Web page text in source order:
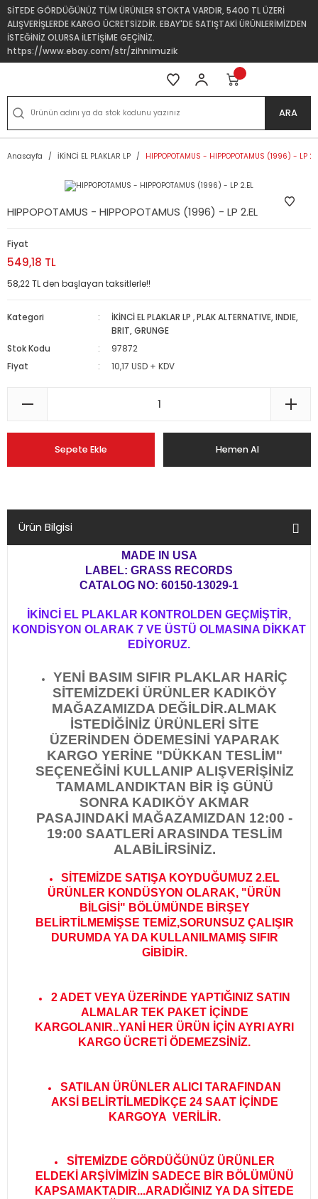
SİTEDE GÖRDÜĞÜNÜZ TÜM ÜRÜNLER STOKTA VARDIR, 5400 TL ÜZERİ
ALIŞVERİŞLERDE KARGO ÜCRETSİZDİR. EBAY'DE SATIŞTAKİ ÜRÜNLERİMİZDEN
İSTEĞİNİZ OLURSA İLETİŞİME GEÇİNİZ.
https://www.ebay.com/str/zihnimuzik
ARA
Anasayfa İKİNCİ EL PLAKLAR LP HIPPOPOTAMUS - HIPPOPOTAMUS (1996) - LP
HIPPOPOTAMUS - HIPPOPOTAMUS (1996) - LP 2.EL
Fiyat
549,18 TL
58,22 TL den başlayan taksitlerle!!
Kategori İKİNCİ EL PLAKLAR LP ,PLAK ALTERNATIVE, INDIE,
BRIT, GRUNGE
Stok Kodu
97872
Fiyat
10,17 USD + KDV
Sepete Ekle Hemen Al
Ürün Bilgisi
MADE IN USA
LABEL: GRASS RECORDS
CATALOG NO: 60150-13029-1
İKİNCİ EL PLAKLAR KONTROLDEN GEÇMİŞTİR,
KONDİSYON OLARAK 7 VE ÜSTÜ OLMASINA DİKKAT
EDİYORUZ.
YENİ BASIM SIFIR PLAKLAR HARİÇ
SİTEMİZDEKİ ÜRÜNLER KADIKÖY
MAĞAZAMIZDA DEĞİLDİR.ALMAK
İSTEDİĞİNİZ ÜRÜNLERİ SİTE
ÜZERİNDEN ÖDEMESİNİ YAPARAK
KARGO YERİNE "DÜKKAN TESLİM"
SEÇENEĞİNİ KULLANIP ALIŞVERİŞİNİZ
TAMAMLANDIKTAN BİR İŞ GÜNÜ
SONRA KADIKÖY AKMAR
PASAJINDAKİ MAĞAZAMIZDAN 12:00 -
19:00 SAATLERİ ARASINDA TESLİM
ALABİLİRSİNİZ.
SİTEMİZDE SATIŞA KOYDUĞUMUZ 2.EL
ÜRÜNLER KONDÜSYON OLARAK, "ÜRÜN
BİLGİSİ" BÖLÜMÜNDE BİRŞEY
BELİRTİLMEMİŞSE TEMİZ,SORUNSUZ ÇALIŞIR
DURUMDA YA DA KULLANILMAMIŞ SIFIR
GİBİDİR.
2 ADET VEYA ÜZERİNDE YAPTIĞINIZ SATIN
ALMALAR TEK PAKET İÇİNDE
KARGOLANIR..YANİ HER ÜRÜN İÇİN AYRI AYRI
KARGO ÜCRETİ ÖDEMEZSİNİZ.
SATILAN ÜRÜNLER ALICI TARAFINDAN
AKSİ BELİRTİLMEDİKÇE 24 SAAT İÇİNDE
KARGOYA VERİLİR.
SİTEMİZDE GÖRDÜĞÜNÜZ ÜRÜNLER
ELDEKİ ARŞİVİMİZİN SADECE BİR BÖLÜMÜNÜ
KAPSAMAKTADIR...ARADIĞINIZ YA DA SİTEDE